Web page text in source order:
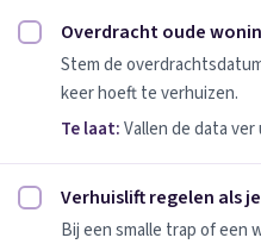
Overdracht oude woning
Overdracht oude
Stem de
keer hoeft te verhuizen.
Te laat:Vallen de data
Verhuislift regelen als je
Verhuislift regelen als
Bij een smalle trap of een